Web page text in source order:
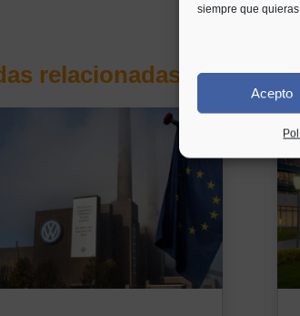
siempre que
Acepto
relacionadas